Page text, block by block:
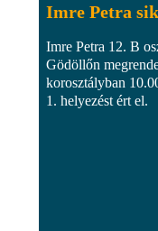
Imre Petra
Imre Petra 12. B
Gödöllőn
korosztályban
1. helyezést ért el.